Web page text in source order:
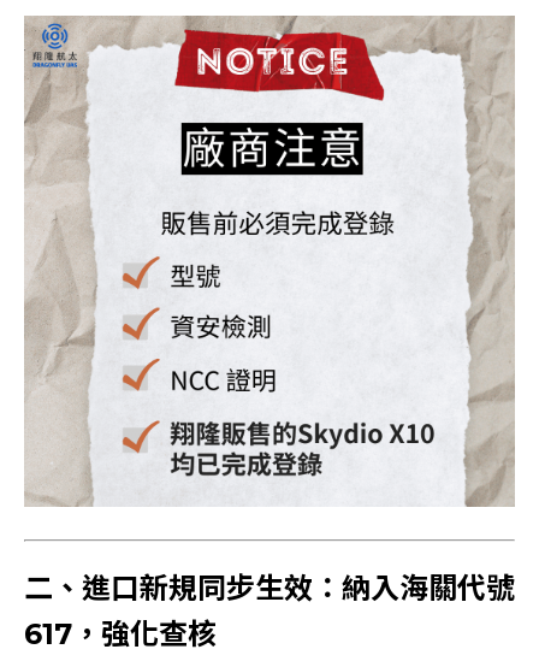
二、進口新規同步生效：納入海關代號
617，強化查核